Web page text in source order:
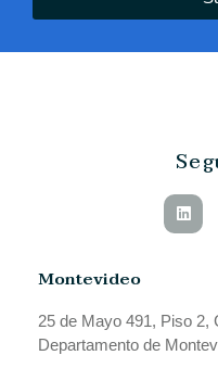
Montevideo
25 de Mayo 491, Piso 2,
Departamento de